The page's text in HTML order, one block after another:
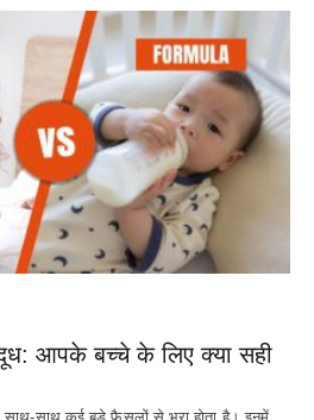
दूध: आपके बच्चे के लिए क्या सही